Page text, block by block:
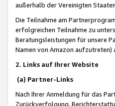
außerhalb der Vereinigten
Die Teilnahme am
erfolgreichen Teilnahme zu
Beratungsleistungen für unsere
Namen von Amazon aufzutreten)
2. Links auf Ihrer Website
(a) Partner-Links
Nach Ihrer Anmeldung für das
Zurückverfolgung,